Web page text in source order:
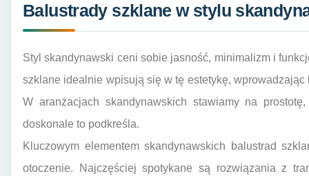
Balustrady szklane w stylu
Styl skandynawski ceni sobie jasność, minimalizm i
szklane idealnie wpisują się w tę estetykę,
W aranżacjach skandynawskich stawiamy na
doskonale to podkreśla.
Kluczowym elementem skandynawskich balustrad
otoczenie. Najczęściej spotykane są rozwiązania z